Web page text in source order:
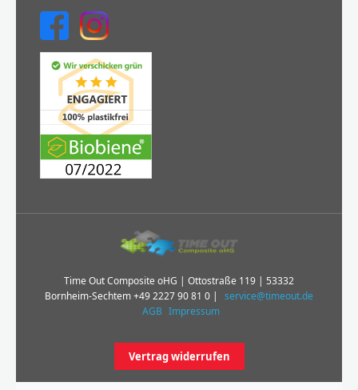
Time Out Composite oHG | Ottostraße 119 | 53332
Bornheim-Sechtem+49 2227 90 81 0 |
service@timeout.de
AGB Impressum
Vertrag widerrufen